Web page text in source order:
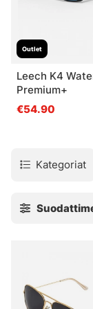
Outlet
Leech K4
Premium+
€54.90
Kategoriat